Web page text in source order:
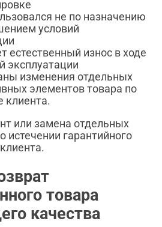
не по назначению
условий
естественный износ в ходе
эксплуатации
изменения отдельных
элементов товара по
клиента.
или замена отдельных
истечении гарантийного
товара
качества